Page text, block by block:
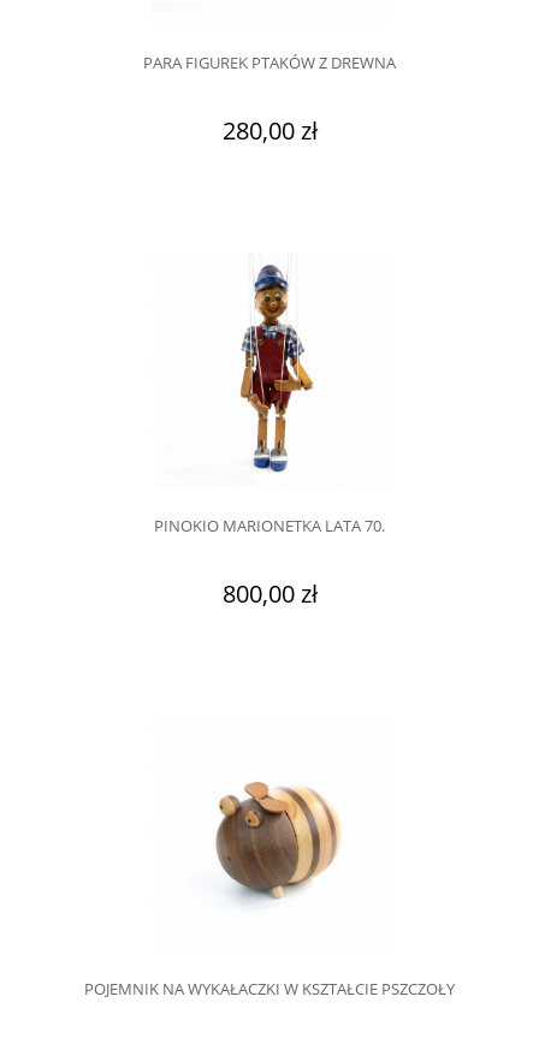
PARA FIGUREK PTAKÓW Z DREWNA
280,00 zł
PINOKIO MARIONETKA LATA 70.
800,00 zł
POJEMNIK NA WYKAŁACZKI W KSZTAŁCIE PSZCZOŁY